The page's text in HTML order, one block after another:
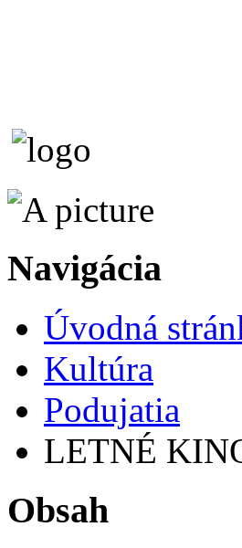
Navigácia
Úvodná
Kultúra
Podujatia
LETNÉ
Obsah